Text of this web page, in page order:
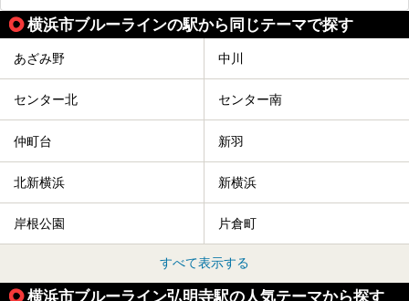
横浜市ブルーラインの駅から同じテーマで探す
あざみ野 中川
センター北 センター南
仲町台 新羽
北新横浜 新横浜
岸根公園 片倉町
すべて表示する
横浜市ブルーライン弘明寺駅の人気テーマから探す